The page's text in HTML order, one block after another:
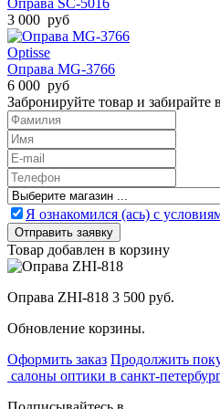
Оправа SC-5016
3 000 руб
Optisse
Оправа MG-3766
6 000 руб
Забронируйте товар и
Я ознакомился (ась) с
Товар добавлен в корзину
Оправа ZHI-818 3 500 руб.
Обновление корзины.
Оформить заказ Продолжить
салоны оптики в санкт-